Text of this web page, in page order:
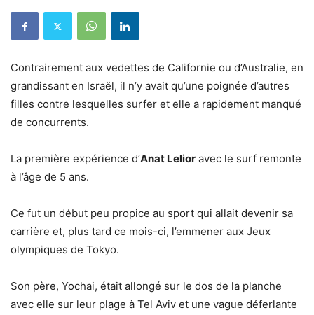
Contrairement aux vedettes de Californie ou d’Australie, en
grandissant en Israël, il n’y avait qu’une poignée d’autres
filles contre lesquelles surfer et elle a rapidement manqué
de concurrents.
La première expérience d’Anat Lelior avec le surf remonte
à l’âge de 5 ans.
Ce fut un début peu propice au sport qui allait devenir sa
carrière et, plus tard ce mois-ci, l’emmener aux Jeux
olympiques de Tokyo.
Son père, Yochai, était allongé sur le dos de la planche
avec elle sur leur plage à Tel Aviv et une vague déferlante